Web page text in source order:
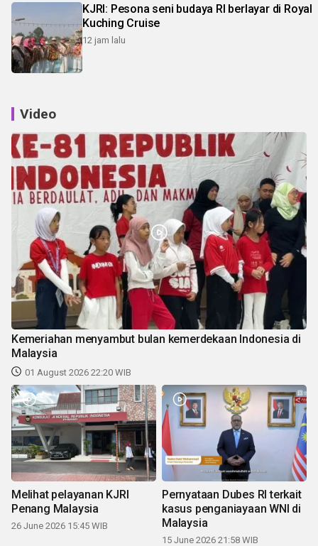
KJRI: Pesona seni budaya RI berlayar di Royal
Kuching Cruise
12 jam lalu
Video
Kemeriahan menyambut bulan kemerdekaan Indonesia di
Malaysia
01 August 2026 22:20 WIB
Melihat pelayanan KJRI
Penang Malaysia
26 June 2026 15:45 WIB
Pernyataan Dubes RI terkait
kasus penganiayaan WNI di
Malaysia
15 June 2026 21:58 WIB